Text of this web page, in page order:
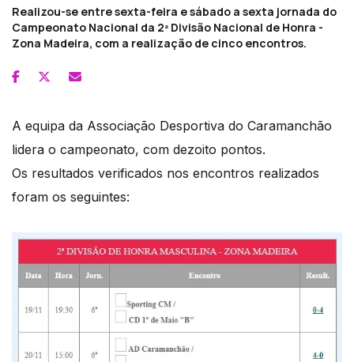
Realizou-se entre sexta-feira e sábado a sexta jornada do
Campeonato Nacional da 2ª Divisão Nacional de Honra -
Zona Madeira, com a realização de cinco encontros.
A equipa da Associação Desportiva do Caramanchão
lidera o campeonato, com dezoito pontos.
Os resultados verificados nos encontros realizados
foram os seguintes: